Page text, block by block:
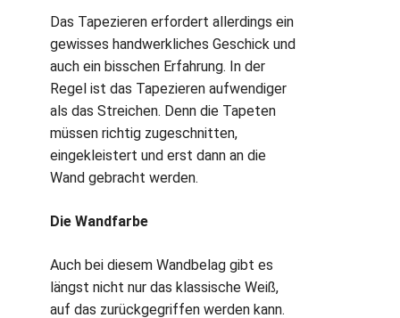
Das Tapezieren erfordert allerdings ein
gewisses handwerkliches Geschick und
auch ein bisschen Erfahrung. In der
Regel ist das Tapezieren aufwendiger
als das Streichen. Denn die Tapeten
müssen richtig zugeschnitten,
eingekleistert und erst dann an die
Wand gebracht werden.
Die Wandfarbe
Auch bei diesem Wandbelag gibt es
längst nicht nur das klassische Weiß,
auf das zurückgegriffen werden kann.